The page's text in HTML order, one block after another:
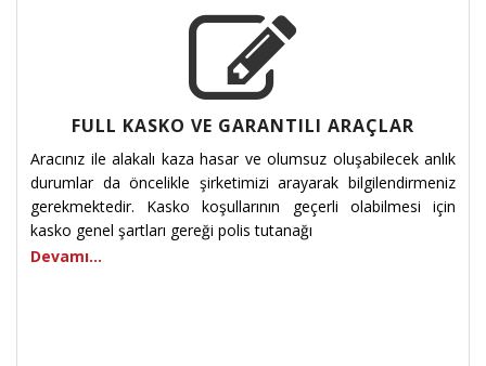
FULL KASKO VE GARANTILI ARAÇLAR
Aracınız ile alakalı kaza hasar ve olumsuz oluşabilecek anlık
durumlar da öncelikle şirketimizi arayarak bilgilendirmeniz
gerekmektedir. Kasko koşullarının geçerli olabilmesi için
kasko genel şartları gereği polis tutanağı
Devamı...